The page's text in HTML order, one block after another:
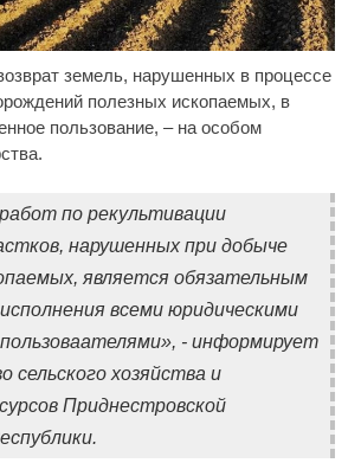
земель, нарушенных в процессе
полезных ископаемых, в
пользование, – на особом
по рекультивации
нарушенных при добыче
является обязательным
всеми юридическими
- информирует
сельского хозяйства и
Приднестровской
i
длится несколько секунд, а смеяться вы
призвал российских футболистов
страну
невесты оставит вас без слов!